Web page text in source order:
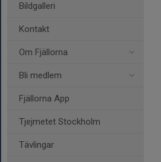
Bildgalleri
Kontakt
Om Fjällorna
Bli medlem
Fjällorna App
Tjejmetet Stockholm
Tävlingar